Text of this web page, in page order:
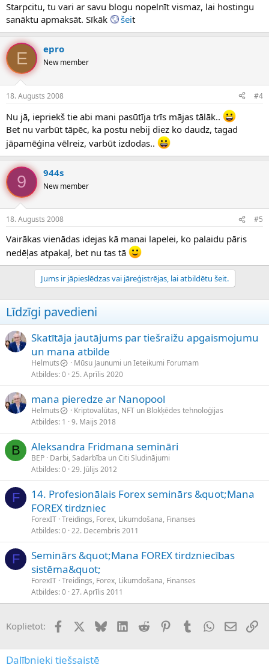
Starpcitu, tu vari ar savu blogu nopelnīt vismaz, lai hostingu
sanāktu apmaksāt. Sīkāk
šeit
E epro
New member
18. Augusts 2008 #4
Nu jā, iepriekš tie abi mani pasūtīja trīs mājas tālāk..
Bet nu varbūt tāpēc, ka postu nebij diez ko daudz, tagad
jāpamēģina vēlreiz, varbūt izdodas..
9 944s
New member
18. Augusts 2008 #5
Vairākas vienādas idejas kā manai lapelei, ko palaidu pāris
nedēļas atpakaļ, bet nu tas tā
Jums ir jāpieslēdzas vai jāreģistrējas, lai atbildētu šeit.
Līdzīgi pavedieni
Skatītāja jautājums par tiešraižu apgaismojumu
un mana atbilde
Helmuts
Mūsu Jaunumi un Ieteikumi Forumam
Atbildes 0 25. Aprīlis 2020
mana pieredze ar Nanopool
Helmuts
Kriptovalūtas, NFT un Blokķēdes tehnoloģijas
Atbildes 1 9. Maijs 2018
B Aleksandra Fridmana semināri
BEP Darbi, Sadarbība un Citi Sludinājumi
Atbildes 0 29. Jūlijs 2012
F
14. Profesionālais Forex seminārs &quot;Mana
FOREX tirdzniec
ForexIT Treidings, Forex, Likumdošana, Finanses
Atbildes 0 22. Decembris 2011
F
Seminārs &quot;Mana FOREX tirdzniecības
sistēma&quot;
ForexIT Treidings, Forex, Likumdošana, Finanses
Atbildes 0 27. Aprīlis 2011
Koplietot: FacebookX (Twitter)
BlueskyLinkedInReddit PinterestTumblrWhatsApp
E-pasts
Dalībnieki tiešsaistē